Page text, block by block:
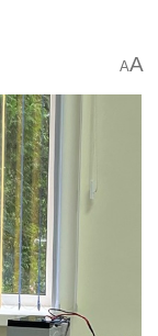
AA